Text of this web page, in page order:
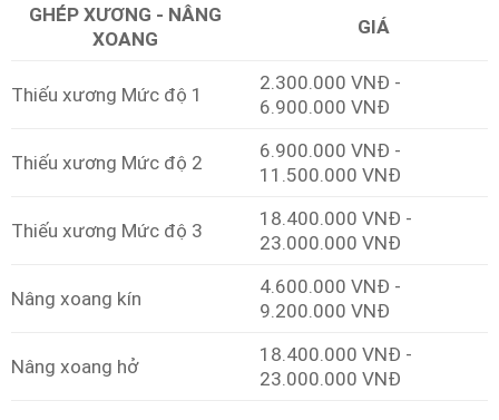
GHÉP XƯƠNG - NÂNG
XOANG
GIÁ
Thiếu xương Mức độ 1
2.300.000 VNĐ -
6.900.000 VNĐ
Thiếu xương Mức độ 2
6.900.000 VNĐ -
11.500.000 VNĐ
Thiếu xương Mức độ 3
18.400.000 VNĐ -
23.000.000 VNĐ
Nâng xoang kín
4.600.000 VNĐ -
9.200.000 VNĐ
Nâng xoang hở
18.400.000 VNĐ -
23.000.000 VNĐ